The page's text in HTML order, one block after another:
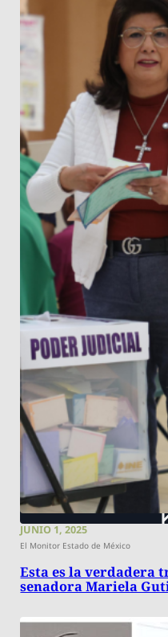
JUNIO 1, 2025
El Monitor Estado de México
Esta es la verdadera
senadora Mariela